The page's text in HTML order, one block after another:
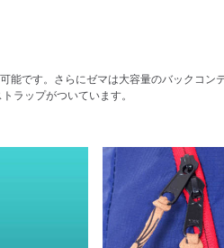
能です。さらにゼマは大容量のバックコン
ラップがついています。